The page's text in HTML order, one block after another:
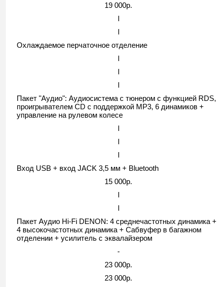
19 000р.
l
l
Охлаждаемое перчаточное отделение
l
l
l
Пакет "Аудио": Аудиосистема с тюнером c функцией RDS,
проигрывателем CD с поддержкой MP3, 6 динамиков +
управление на рулевом колесе
l
l
l
Вход USB + вход JACK 3,5 мм + Bluetooth
15 000р.
l
l
Пакет Аудио Hi-Fi DENON: 4 среднечастотных динамика +
4 высокочастотных динамика + Сабвуфер в багажном
отделении + усилитель с эквалайзером
-
23 000р.
23 000р.